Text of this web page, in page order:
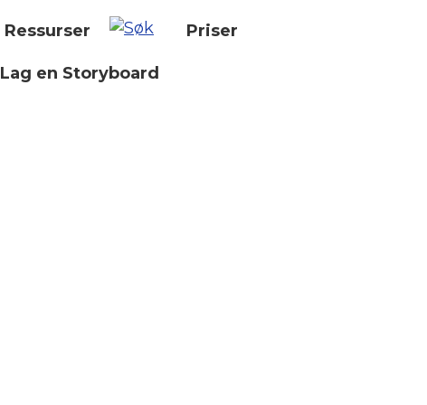
Ressurser Priser
Lag en Storyboard